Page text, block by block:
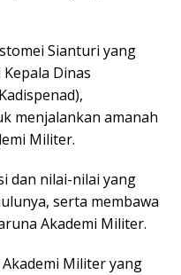
Sianturi yang
Dinas
menjalankan amanah
Militer.
dan nilai-nilai yang
serta membawa
Akademi Militer.
Militer yang